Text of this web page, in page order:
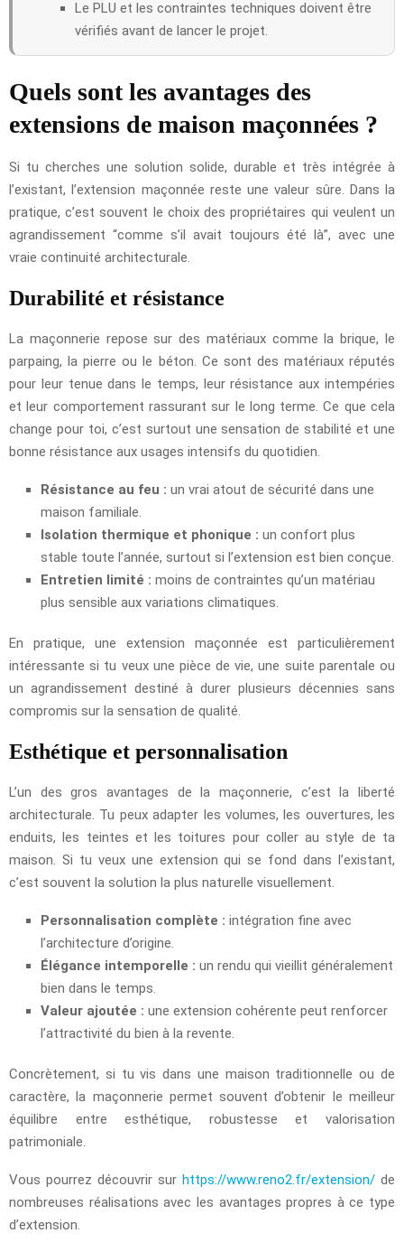
Le PLU et les contraintes techniques doivent être
vérifiés avant de lancer le projet.
Quels sont les avantages des
extensions de maison maçonnées ?
Si tu cherches une solution solide, durable et très intégrée à
l’existant, l’extension maçonnée reste une valeur sûre. Dans la
pratique, c’est souvent le choix des propriétaires qui veulent un
agrandissement “comme s’il avait toujours été là”, avec une
vraie continuité architecturale.
Durabilité et résistance
La maçonnerie repose sur des matériaux comme la brique, le
parpaing, la pierre ou le béton. Ce sont des matériaux réputés
pour leur tenue dans le temps, leur résistance aux intempéries
et leur comportement rassurant sur le long terme. Ce que cela
change pour toi, c’est surtout une sensation de stabilité et une
bonne résistance aux usages intensifs du quotidien.
Résistance au feu : un vrai atout de sécurité dans une
maison familiale.
Isolation thermique et phonique : un confort plus
stable toute l’année, surtout si l’extension est bien conçue.
Entretien limité : moins de contraintes qu’un matériau
plus sensible aux variations climatiques.
En pratique, une extension maçonnée est particulièrement
intéressante si tu veux une pièce de vie, une suite parentale ou
un agrandissement destiné à durer plusieurs décennies sans
compromis sur la sensation de qualité.
Esthétique et personnalisation
L’un des gros avantages de la maçonnerie, c’est la liberté
architecturale. Tu peux adapter les volumes, les ouvertures, les
enduits, les teintes et les toitures pour coller au style de ta
maison. Si tu veux une extension qui se fond dans l’existant,
c’est souvent la solution la plus naturelle visuellement.
Personnalisation complète : intégration fine avec
l’architecture d’origine.
Élégance intemporelle : un rendu qui vieillit généralement
bien dans le temps.
Valeur ajoutée : une extension cohérente peut renforcer
l’attractivité du bien à la revente.
Concrètement, si tu vis dans une maison traditionnelle ou de
caractère, la maçonnerie permet souvent d’obtenir le meilleur
équilibre entre esthétique, robustesse et valorisation
patrimoniale.
Vous pourrez découvrir sur https://www.reno2.fr/extension/ de
nombreuses réalisations avec les avantages propres à ce type
d’extension.